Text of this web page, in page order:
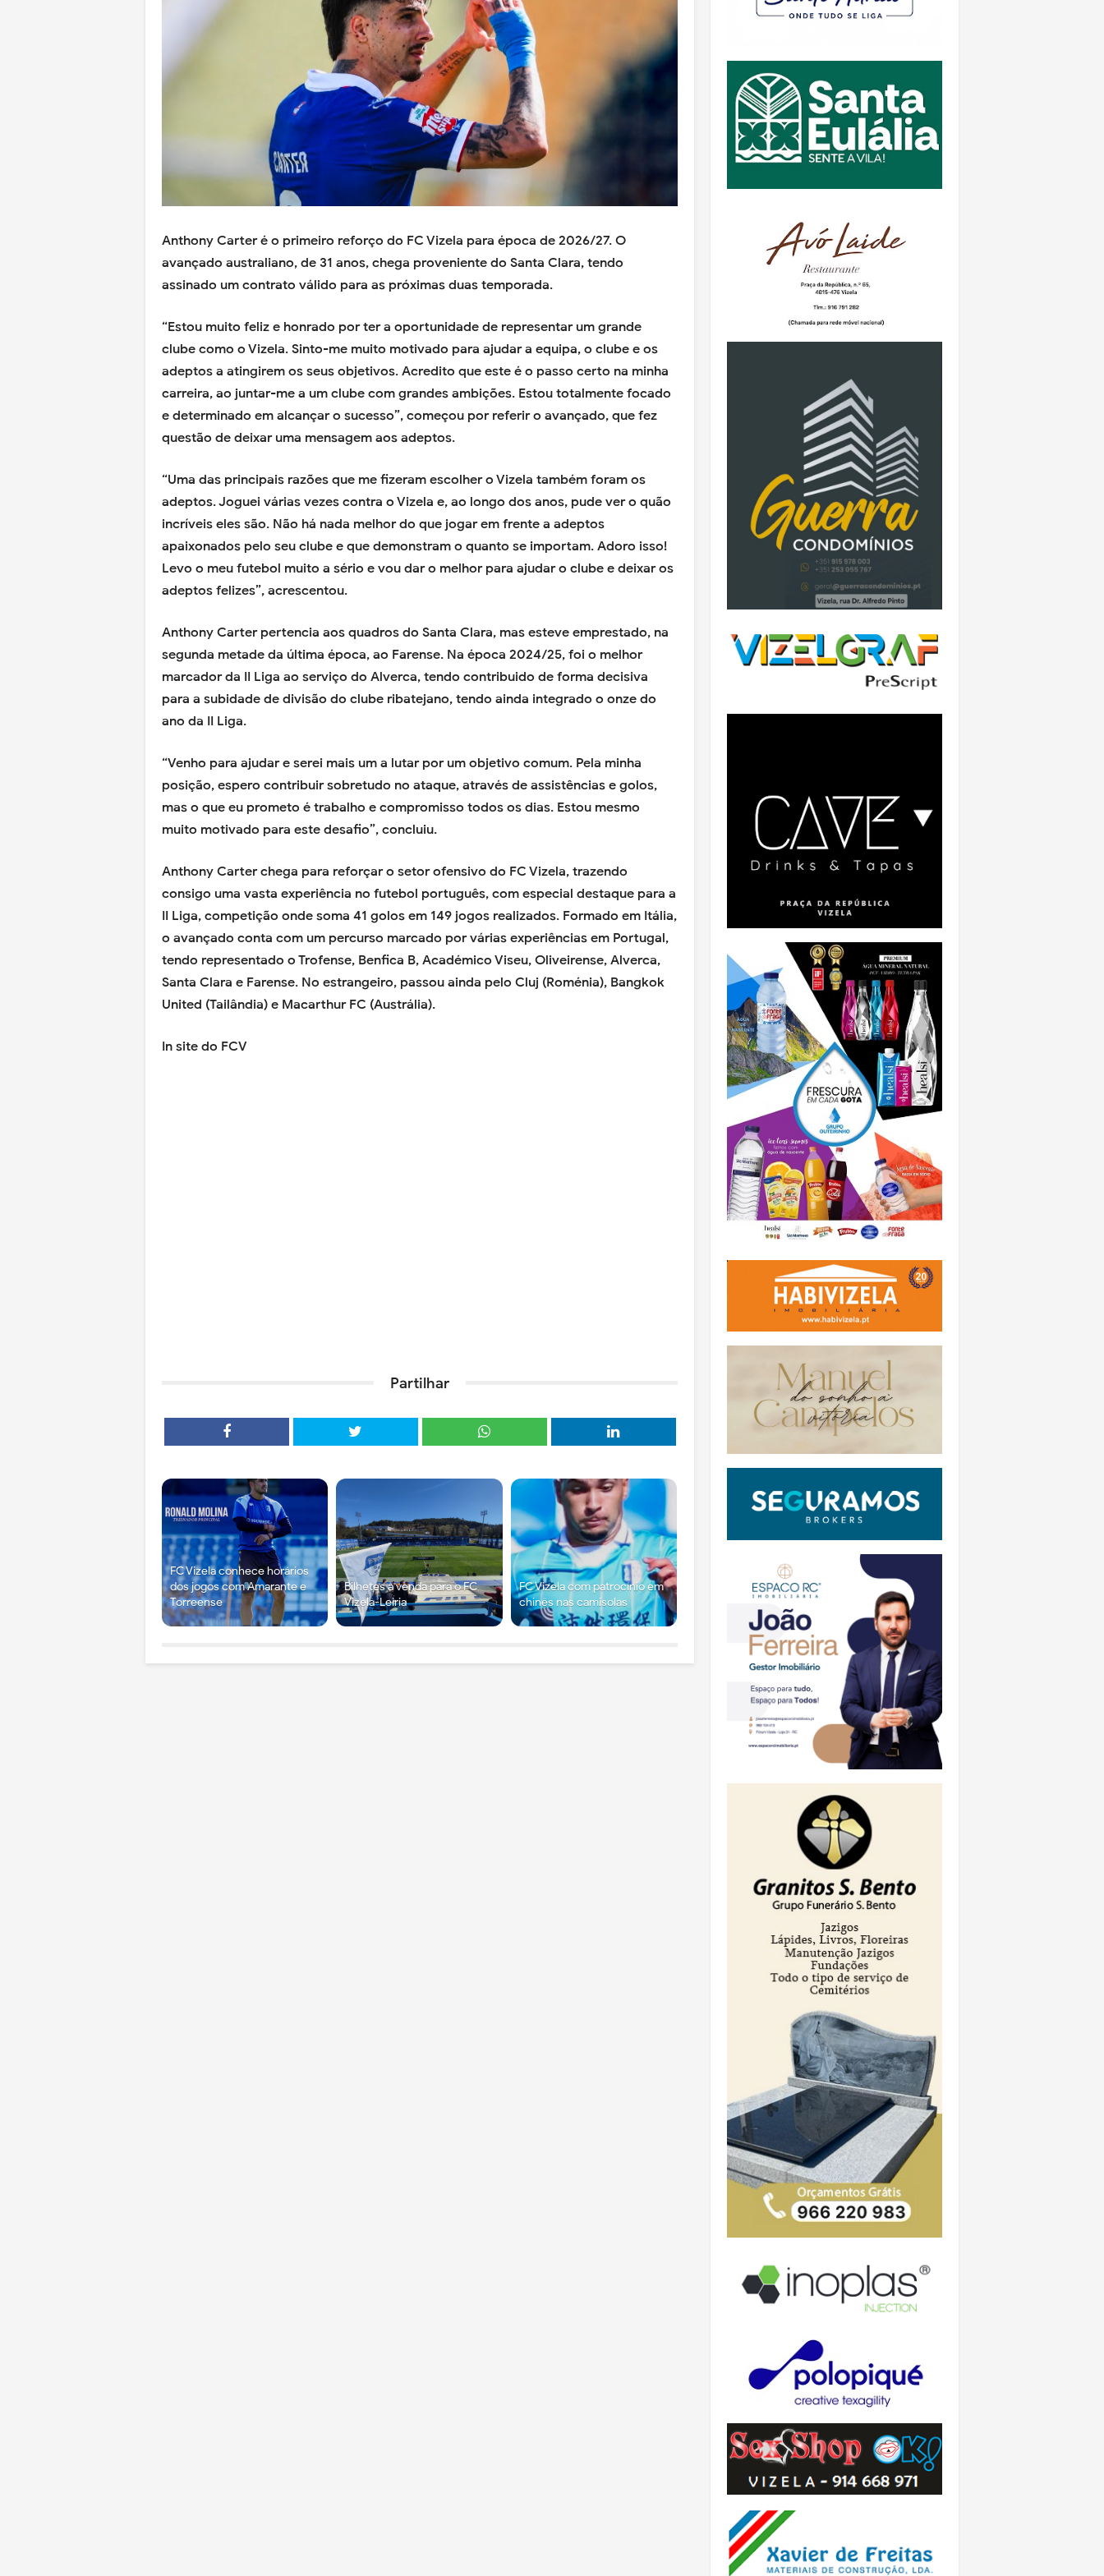
Anthony Carter é o primeiro reforço do FC Vizela para época de 2026/27. O
avançado australiano, de 31 anos, chega proveniente do Santa Clara, tendo
assinado um contrato válido para as próximas duas temporada.
“Estou muito feliz e honrado por ter a oportunidade de representar um grande
clube como o Vizela. Sinto-me muito motivado para ajudar a equipa, o clube e os
adeptos a atingirem os seus objetivos. Acredito que este é o passo certo na minha
carreira, ao juntar-me a um clube com grandes ambições. Estou totalmente focado
e determinado em alcançar o sucesso”, começou por referir o avançado, que fez
questão de deixar uma mensagem aos adeptos.
“Uma das principais razões que me fizeram escolher o Vizela também foram os
adeptos. Joguei várias vezes contra o Vizela e, ao longo dos anos, pude ver o quão
incríveis eles são. Não há nada melhor do que jogar em frente a adeptos
apaixonados pelo seu clube e que demonstram o quanto se importam. Adoro isso!
Levo o meu futebol muito a sério e vou dar o melhor para ajudar o clube e deixar os
adeptos felizes”, acrescentou.
Anthony Carter pertencia aos quadros do Santa Clara, mas esteve emprestado, na
segunda metade da última época, ao Farense. Na época 2024/25, foi o melhor
marcador da II Liga ao serviço do Alverca, tendo contribuido de forma decisiva
para a subidade de divisão do clube ribatejano, tendo ainda integrado o onze do
ano da II Liga.
“Venho para ajudar e serei mais um a lutar por um objetivo comum. Pela minha
posição, espero contribuir sobretudo no ataque, através de assistências e golos,
mas o que eu prometo é trabalho e compromisso todos os dias. Estou mesmo
muito motivado para este desafio”, concluiu.
Anthony Carter chega para reforçar o setor ofensivo do FC Vizela, trazendo
consigo uma vasta experiência no futebol português, com especial destaque para a
II Liga, competição onde soma 41 golos em 149 jogos realizados. Formado em Itália,
o avançado conta com um percurso marcado por várias experiências em Portugal,
tendo representado o Trofense, Benfica B, Académico Viseu, Oliveirense, Alverca,
Santa Clara e Farense. No estrangeiro, passou ainda pelo Cluj (Roménia), Bangkok
United (Tailândia) e Macarthur FC (Austrália).
In site do FCV
Partilhar
FC Vizela conhece horários
dos jogos com Amarante e
Torreense
Bilhetes à venda para o FC
Vizela-Leiria
FC Vizela com patrocínio em
chinês nas camisolas